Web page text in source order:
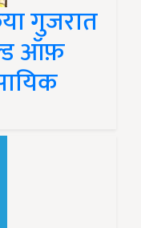
गुजरात
ऑफ़